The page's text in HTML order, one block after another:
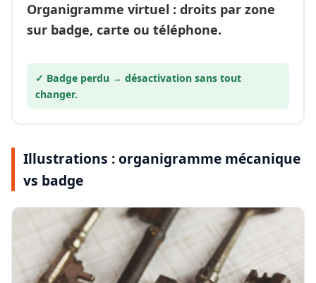
Organigramme virtuel : droits par zone
sur badge, carte ou téléphone.
✓ Badge perdu → désactivation sans tout
changer.
Illustrations : organigramme mécanique
vs badge